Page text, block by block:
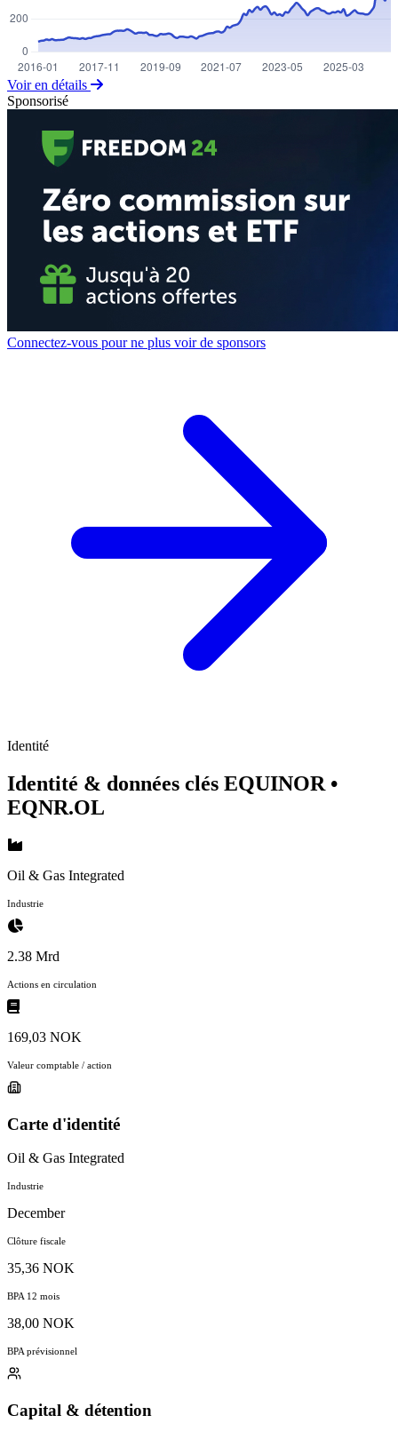
Voir en détails
Sponsorisé
Connectez-vous pour ne plus voir de sponsors
Identité
Identité & données clés EQUINOR •
EQNR.OL
Oil & Gas Integrated
Industrie
2.38 Mrd
Actions en circulation
169,03 NOK
Valeur comptable / action
Carte d'identité
Oil & Gas Integrated
Industrie
December
Clôture fiscale
35,36 NOK
BPA 12 mois
38,00 NOK
BPA prévisionnel
Capital & détention